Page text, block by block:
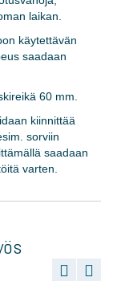
laikan.
käytettävän
saadaan
60 mm.
kiinnittää
sorviin
saadaan
varten.